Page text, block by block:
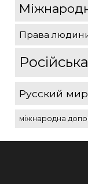
Права
Русский мир
міжнародна